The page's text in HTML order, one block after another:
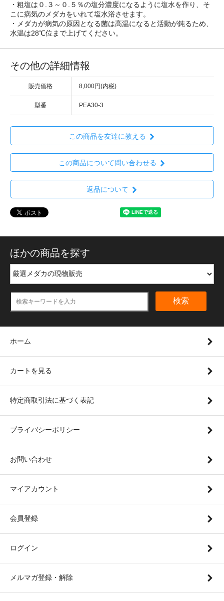
・粗塩は０.３～０.５％の塩分濃度になるように塩水を作り、そ
こに病気のメダカをいれて塩水浴させます。
・メダカが病気の原因となる菌は高温になると活動が鈍るため、
水温は28℃位まで上げてください。
その他の詳細情報
販売価格 8,000円(内税)
型番 PEA30-3
この商品を友達に教える
この商品について問い合わせる
返品について
ほかの商品を探す
検索
ホーム
カートを見る
特定商取引法に基づく表記
プライバシーポリシー
お問い合わせ
マイアカウント
会員登録
ログイン
メルマガ登録・解除